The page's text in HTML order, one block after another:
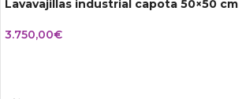
Lavavajillas industrial capota 50×50 cm
3.750,00€